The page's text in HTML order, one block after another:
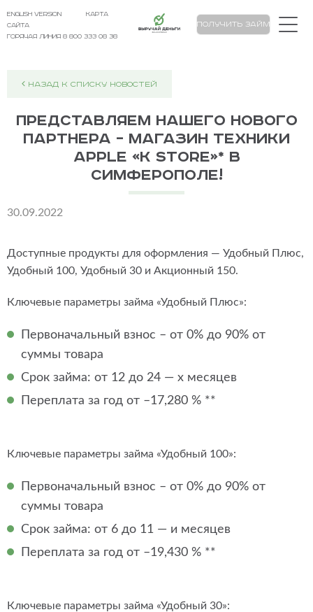
english version
карта
сайта
Горячая линия 8 800 333 08 38
Выручай Деньги Получить займ
НАЗАД К СПИСКУ НОВОСТЕЙ
Представляем нашего нового
партнера – магазин техники
Apple «K store»* в
Симферополе!
30.09.2022
Доступные продукты для оформления — Удобный Плюс,
Удобный 100, Удобный 30 и Акционный 150.
Ключевые параметры займа «Удобный Плюс»:
Первоначальный взнос – от 0% до 90% от
суммы товара
Срок займа: от 12 до 24 — х месяцев
Переплата за год от –17,280 % **
Ключевые параметры займа «Удобный 100»:
Первоначальный взнос – от 0% до 90% от
суммы товара
Срок займа: от 6 до 11 — и месяцев
Переплата за год от –19,430 % **
Ключевые параметры займа «Удобный 30»: